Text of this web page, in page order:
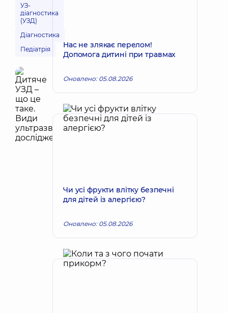
УЗ-
діагностика
(УЗД)
Діагностика
Педіатрія
Нас не злякає перелом!
Допомога дитині при травмах
Оновлено: 05.08.2026
Чи усі фрукти влітку безпечні
для дітей із алергією?
Оновлено: 05.08.2026